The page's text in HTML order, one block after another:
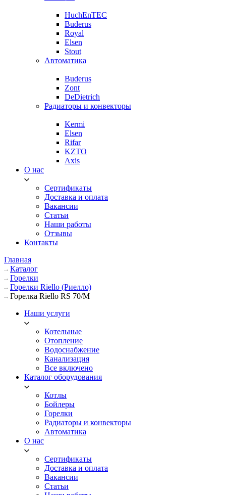
HuchEnTEC
Buderus
Royal
Elsen
Stout
Автоматика
Buderus
Zont
DeDietrich
Радиаторы и конвекторы
Kermi
Elsen
Rifar
KZTO
Axis
О нас
Сертификаты
Доставка и оплата
Вакансии
Статьи
Наши работы
Отзывы
Контакты
Главная
Каталог
Горелки
Горелки Riello (Риелло)
Горелка Riello RS 70/M
Наши услуги
Котельные
Отопление
Водоснабжение
Канализация
Все включено
Каталог оборудования
Котлы
Бойлеры
Горелки
Радиаторы и конвекторы
Автоматика
О нас
Сертификаты
Доставка и оплата
Вакансии
Статьи